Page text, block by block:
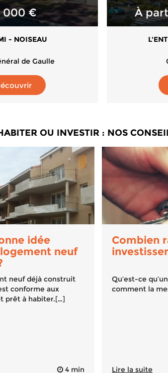
000 €
- NOISEAU
de Gaulle
À
OU INVESTIR : NOS
idée
neuf
neuf déjà construit
conforme aux
prêt à habiter.[…]
4 min
Combien
Qu’est-ce
comment la
Lire la suite